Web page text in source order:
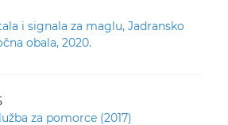
i signala za maglu, Jadransko
obala, 2020.
za pomorce (2017)